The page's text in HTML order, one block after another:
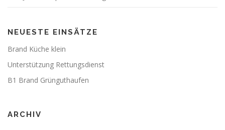
NEUESTE EINSÄTZE
Brand Küche klein
Unterstützung Rettungsdienst
B1 Brand Grünguthaufen
ARCHIV